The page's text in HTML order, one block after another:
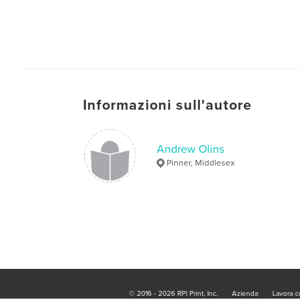
Informazioni sull'autore
Andrew Olins
Pinner, Middlesex
© 2016 - 2026 RPI Print, Inc. Azienda Lavora